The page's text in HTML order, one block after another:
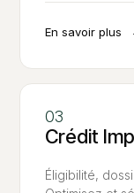
En savoir plus
Crédit
Éligibilité,